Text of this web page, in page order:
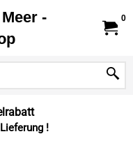
-
0
!